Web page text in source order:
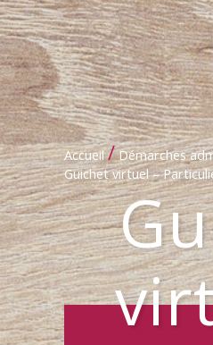
Accueil / Démarches
Guichet virtuel –